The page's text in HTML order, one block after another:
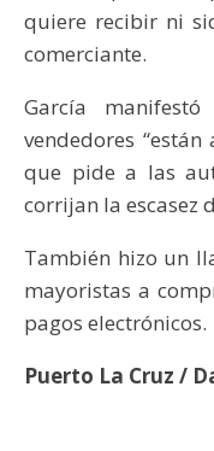
quiere recibir ni
comerciante.
García
vendedores
que pide a las
corrijan la escasez
También hizo un
mayoristas a
pagos electrónicos.
Puerto La Cruz /